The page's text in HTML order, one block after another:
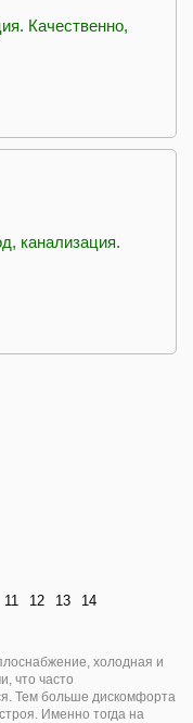
Качественно,
канализация.
11 12 13 14
холодная и
что часто
Тем больше дискомфорта
Именно тогда на